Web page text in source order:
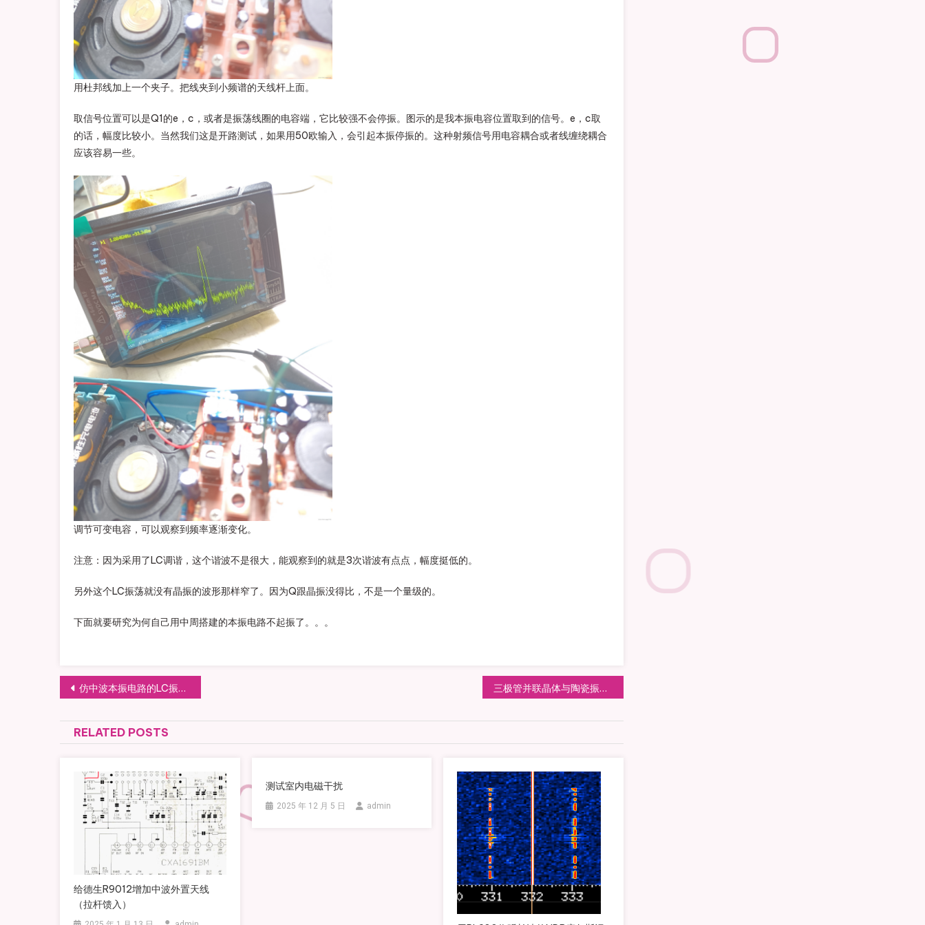
用杜邦线加上一个夹子。把线夹到小频谱的天线杆上面。
取信号位置可以是Q1的e，c，或者是振荡线圈的电容端，它比较强不会停振。图示的是我本振电容位置取到的信号。e，c取
的话，幅度比较小。当然我们这是开路测试，如果用50欧输入，会引起本振停振的。这种射频信号用电容耦合或者线缠绕耦合
应该容易一些。
调节可变电容，可以观察到频率逐渐变化。
注意：因为采用了LC调谐，这个谐波不是很大，能观察到的就是3次谐波有点点，幅度挺低的。
另外这个LC振荡就没有晶振的波形那样窄了。因为Q跟晶振没得比，不是一个量级的。
下面就要研究为何自己用中周搭建的本振电路不起振了。。。
文章导航
仿中波本振电路的LC振荡器电路实验 三极管并联晶体与陶瓷振荡器实验初步
RELATED POSTS
给德生R9012增加中波外置天线
（拉杆馈入）
测试室内电磁干扰
2025 年 12 月 5 日 admin